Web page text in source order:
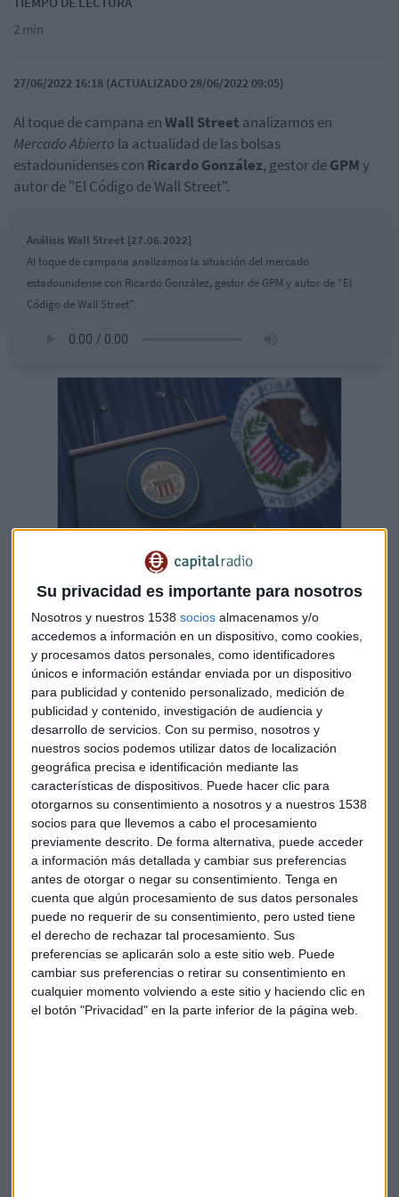
Su privacidad es importante para nosotros
Nosotros y nuestros 1538 socios almacenamos y/o
accedemos a información en un dispositivo, como cookies,
y procesamos datos personales, como identificadores
únicos e información estándar enviada por un dispositivo
para publicidad y contenido personalizado, medición de
publicidad y contenido, investigación de audiencia y
desarrollo de servicios. Con su permiso, nosotros y
nuestros socios podemos utilizar datos de localización
geográfica precisa e identificación mediante las
características de dispositivos. Puede hacer clic para
otorgarnos su consentimiento a nosotros y a nuestros 1538
socios para que llevemos a cabo el procesamiento
previamente descrito. De forma alternativa, puede acceder
a información más detallada y cambiar sus preferencias
antes de otorgar o negar su consentimiento. Tenga en
cuenta que algún procesamiento de sus datos personales
puede no requerir de su consentimiento, pero usted tiene
el derecho de rechazar tal procesamiento. Sus
preferencias se aplicarán solo a este sitio web. Puede
cambiar sus preferencias o retirar su consentimiento en
cualquier momento volviendo a este sitio y haciendo clic en
el botón "Privacidad" en la parte inferior de la página web.
2 min
27/06/2022 16:18 (ACTUALIZADO 28/06/2022 09:05)
Al toque de campana enWallStreet analizamos en
Mercado Abierto la actualidad de las bolsas
estadounidenses con Ricardo González, gestor deGPMy
autor de "El Código de Wall Street".
Análisis Wall Street [27.06.2022]
Al toque de campana analizamos la situación del mercado
estadounidense con Ricardo González, gestor de GPM y autor de "El
Código de Wall Street"
¿Por qué un 3,6% de paro refuerza a la FED
para subir tipos?
Al toque de campana analizamos la situación del
mercado estadounidense con Eugeni Siscar, de
Quantopian Alternatives y Gisella Turazzini, CEO y
cofundadora de Blackbird Bank
Capital Radio / / 2022-06-03
Sesión en la principal plaza bursátil del mundo en la que las
caídas son moderadas con unatendencia de fondo
"bajista"que escapa más allá de los rebotes en el corto
plazo que, a pesar de todo, siguen indicando una
"debilidad" del mercado mientras abren la puerta a la
apertura de un nuevo "ciclo bajista".
En este contexto, las referencias macroeconómicas dejan
un incremento del 0,7% en mayo en lospedidos de bienes
duraderos, por encima de lo que esperaba el consenso del
mercado.
Excluyendo el transporte, rebotan sobre estas siete décimas
igual mientras que por pedidos básicos, la ganancia es de
medio punto porcentual.